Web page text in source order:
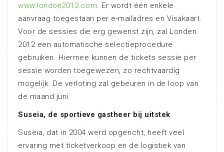
www.london2012.com. Er wordt één enkele
aanvraag toegestaan per e-mailadres en Visakaart.
Voor de sessies die erg gewenst zijn, zal Londen
2012 een automatische selectieprocedure
gebruiken. Hiermee kunnen de tickets sessie per
sessie worden toegewezen, zo rechtvaardig
mogelijk. De verloting zal gebeuren in de loop van
de maand juni.
Suseia, de sportieve gastheer bij uitstek
Suseia, dat in 2004 werd opgericht, heeft veel
ervaring met ticketverkoop en de logistiek van